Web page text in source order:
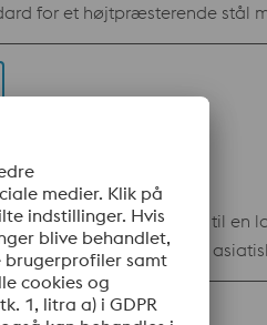
for et højtpræsterende stål
vist sine evner inden for
pulver til Laser Powder Bed
Det er egnet til en
I de østlige/sydøstlige
at foretage tilretninger Kan